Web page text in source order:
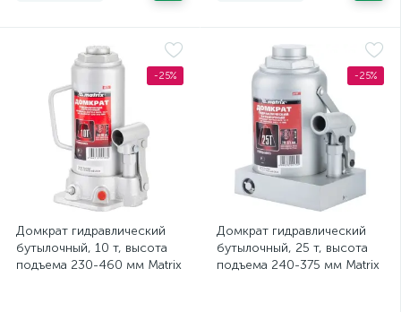
Всепогодные навесные замки
Выколотки 6 Гвоздодеры
Герметизирующие ленты Гладилки 13
Горелки газовые Дальномеры 2
Двуручные заклепочники для вытяжных заклепок
Двусторонние клейкие ленты
Державки для карбид-вольфрамовых коронок
-25%
Домкрат гидравлический
бутылочный, 10 т, высота
подъема 230-460 мм Matrix
-25%
Домкрат гидравлический
бутылочный, 25 т, высота
подъема 240-375 мм Matrix